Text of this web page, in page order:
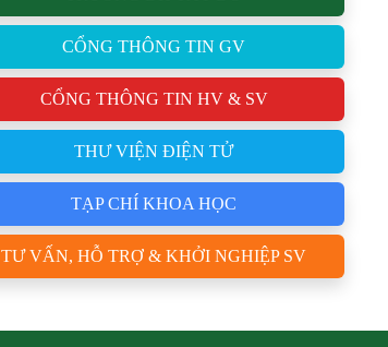
CỔNG THÔNG TIN GV
CỔNG THÔNG TIN HV & SV
THƯ VIỆN ĐIỆN TỬ
TẠP CHÍ KHOA HỌC
TƯ VẤN, HỖ TRỢ & KHỞI NGHIỆP SV